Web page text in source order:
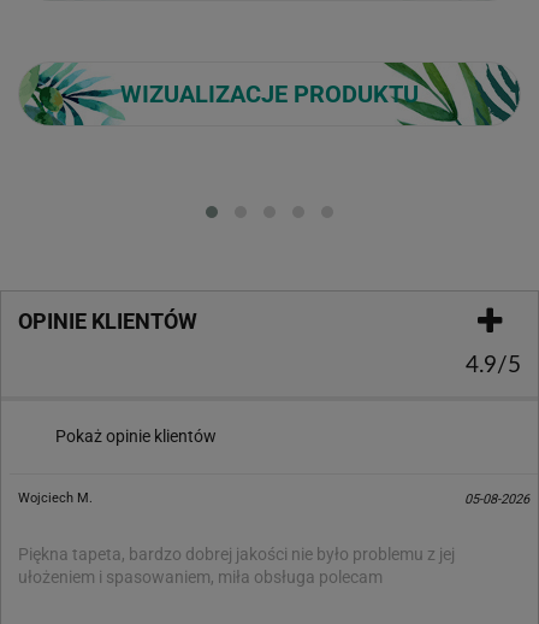
WIZUALIZACJE PRODUKTU
OPINIE KLIENTÓW
4.9/5
Pokaż opinie klientów
Wojciech M. 05-08-2026
Piękna tapeta, bardzo dobrej jakości nie było problemu z jej
ułożeniem i spasowaniem, miła obsługa polecam